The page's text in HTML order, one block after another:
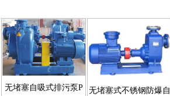
无堵塞自吸式排污泵P
无堵塞式不锈钢防爆自